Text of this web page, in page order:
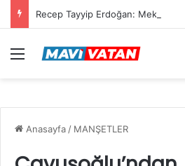
Menü
Anasayfa / MANŞETLER